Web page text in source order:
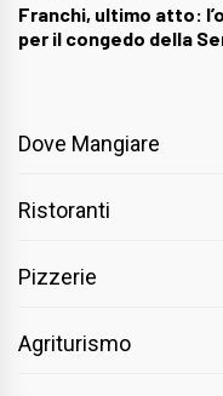
Franchi, ultimo atto:
per il congedo della
Dove Mangiare
Ristoranti
Pizzerie
Agriturismo